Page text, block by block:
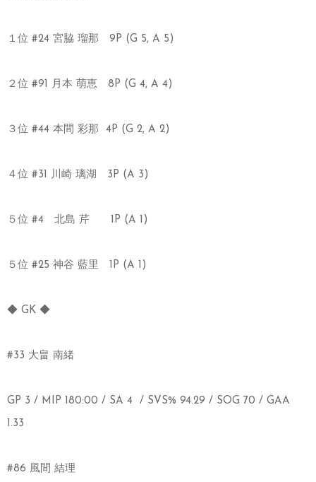
１位 #24 宮脇 瑠那 9P (G 5, A 5)
２位 #91 月本 萌恵 8P (G 4, A 4)
３位 #44 本間 彩那 4P (G 2, A 2)
４位 #31 川崎 璃湖 3P (A 3)
５位 #4 北島 芹 1P (A 1)
５位 #25 神谷 藍里 1P (A 1)
◆ GK ◆
#33 大畠 南緒
GP 3 / MIP 180:00 / SA 4 / SVS% 94.29 / SOG 70 / GAA
1.33
#86 風間 結理